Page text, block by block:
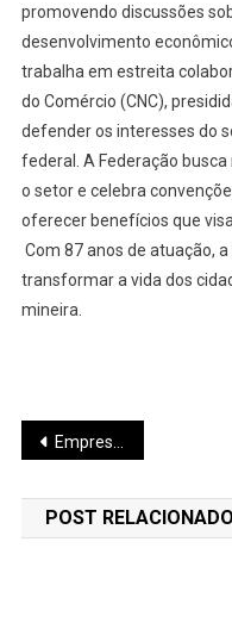
promovendo discussões
desenvolvimento
trabalha em estreita
do Comércio (CNC),
defender os interesses do
federal. A Federação
o setor e celebra
oferecer benefícios que
Com 87 anos de atuação,
transformar a vida dos
mineira.
Navegação
de
Post
Empresários de Uberlândia se preparam para Copa
POST